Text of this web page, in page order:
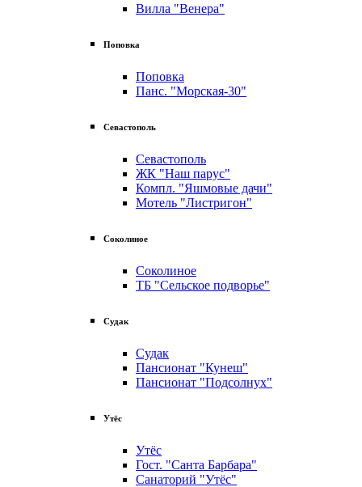
Вилла "Венера"
Поповка
Поповка
Панс. "Морская-30"
Севастополь
Севастополь
ЖК "Наш парус"
Компл. "Яшмовые дачи"
Мотель "Листригон"
Соколиное
Соколиное
ТБ "Сельское подворье"
Судак
Судак
Пансионат "Кунеш"
Пансионат "Подсолнух"
Утёс
Утёс
Гост. "Санта Барбара"
Санаторий "Утёс"